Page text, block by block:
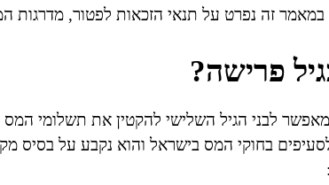
זה נפרט על תנאי הזכאות לפטור, מדרגות
פרישה?
לבני הגיל השלישי להקטין את תשלומי
בחוקי המס בישראל והוא נקבע על בסיס